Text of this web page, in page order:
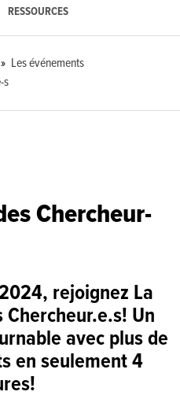
RESSOURCES
Les événements
s
Chercheur-
rejoignez La
Un
avec plus de
en seulement 4